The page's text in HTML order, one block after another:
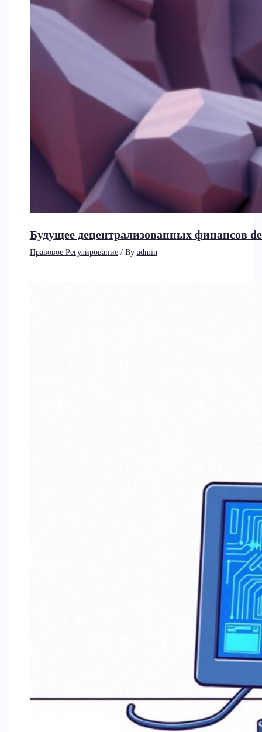
Будущее децентрализованных финансов
Правовое Регулирование/ By admin